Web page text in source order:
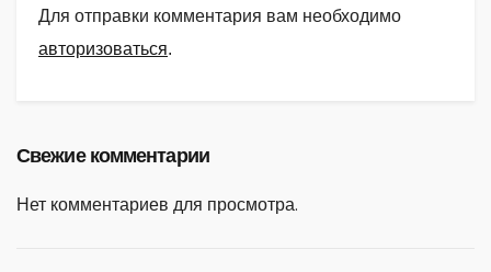
Для отправки комментария вам необходимо
авторизоваться.
Свежие комментарии
Нет комментариев для просмотра.